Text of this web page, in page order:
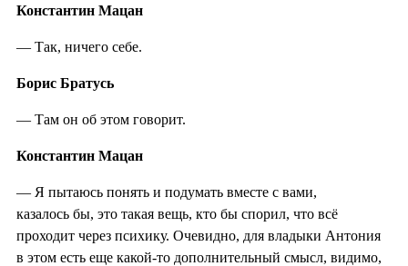
Константин Мацан
— Так, ничего себе.
Борис Братусь
— Там он об этом говорит.
Константин Мацан
— Я пытаюсь понять и подумать вместе с вами,
казалось бы, это такая вещь, кто бы спорил, что всё
проходит через психику. Очевидно, для владыки Антония
в этом есть еще какой-то дополнительный смысл, видимо,